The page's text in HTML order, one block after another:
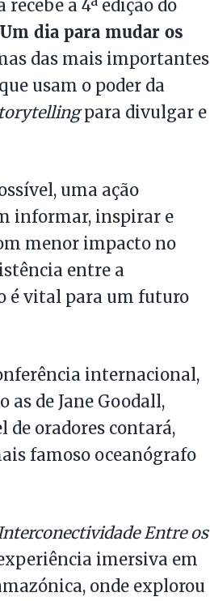
a 4ª edição do
dia para mudar os
das mais importantes
usam o poder da
para divulgar e
uma ação
informar, inspirar e
menor impacto no
entre a
é vital para um futuro
internacional,
as de Jane Goodall,
de oradores contará,
famoso oceanógrafo
Entre os
imersiva em
onde explorou